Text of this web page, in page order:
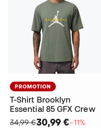
PROMOTION
T-Shirt Brooklyn
Essential 85 GFX Crew
34,99 €30,99 €−11%